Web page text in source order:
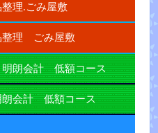
理.ごみ屋敷
整理 ごみ屋敷
朗会計 低額コース
会計 低額コース